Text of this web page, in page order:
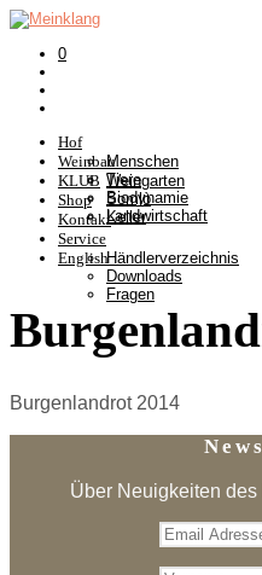
0
Hof
Menschen
Tiere
Biodynamie
Landwirtschaft
Weinbau
Weingarten
Somlò
Keller
KLUB
Shop
Kontakt
Service
Händlerverzeichnis
Downloads
Fragen
English
Burgenlandrot 2014
Über Neuigkeiten